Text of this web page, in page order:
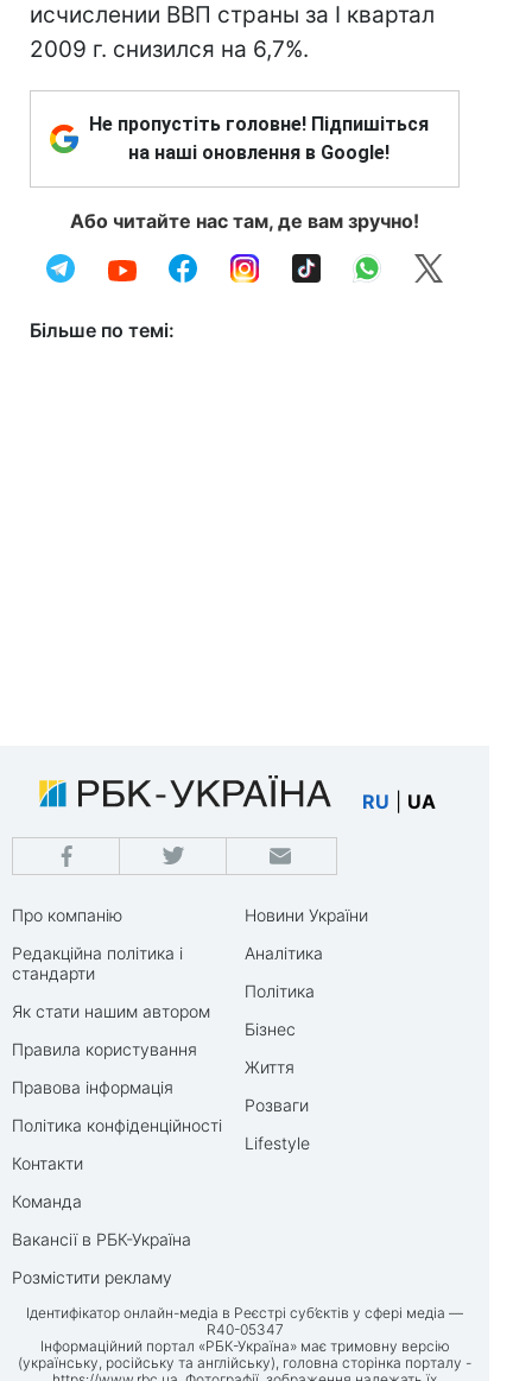
исчислении ВВП страны за I квартал
2009 г. снизился на 6,7%.
Не пропустіть головне! Підпишіться
на наші оновлення в Google!
Або читайте нас там, де вам зручно!
Більше по темі:
RU UA
Про компанію
Редакційна політика і
стандарти
Як стати нашим автором
Правила користування
Правова інформація
Політика конфіденційності
Контакти
Команда
Вакансії в РБК-Україна
Розмістити рекламу
Новини України
Аналітика
Політика
Бізнес
Життя
Розваги
Lifestyle
Ідентифікатор онлайн-медіа в Реєстрі суб’єктів у сфері медіа —
R40-05347
Інформаційний портал «РБК-Україна» має тримовну версію
(українську, російську та англійську), головна сторінка порталу -